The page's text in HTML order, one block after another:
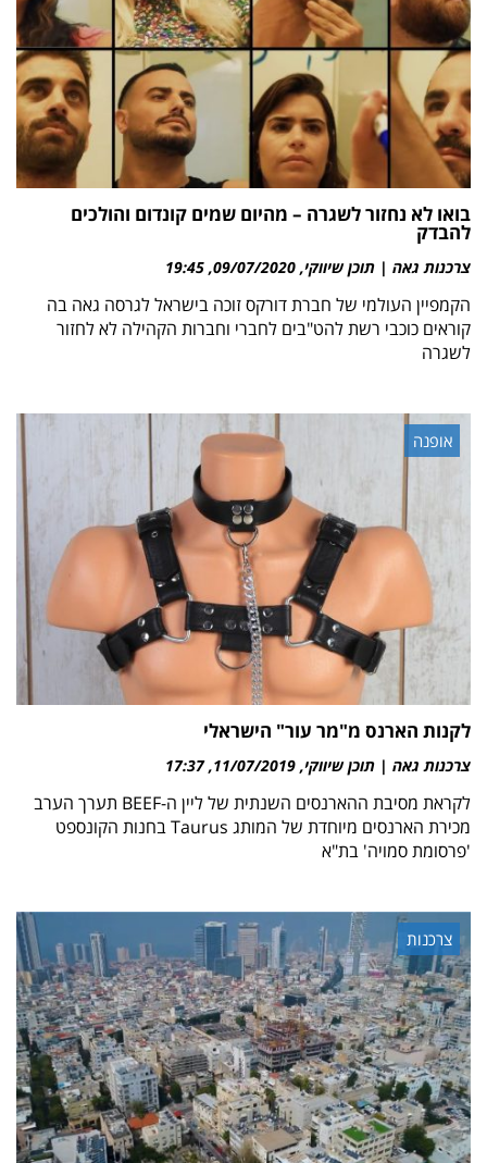
בואו לא נחזור לשגרה – מהיום שמים קונדום והולכים
להבדק
צרכנות גאה | תוכן שיווקי 09/07/2020
19:45
הקמפיין העולמי של חברת דורקס זוכה בישראל לגרסה גאה בה
קוראים כוכבי רשת להט"בים לחברי וחברות הקהילה לא לחזור
לשגרה
אופנה
לקנות הארנס מ"מר עור" הישראלי
צרכנות גאה | תוכן שיווקי 11/07/2019
17:37
לקראת מסיבת ההארנסים השנתית של ליין ה-BEEF תערך הערב
מכירת הארנסים מיוחדת של המותג Taurus בחנות הקונספט
'פרסומת סמויה' בת"א
צרכנות